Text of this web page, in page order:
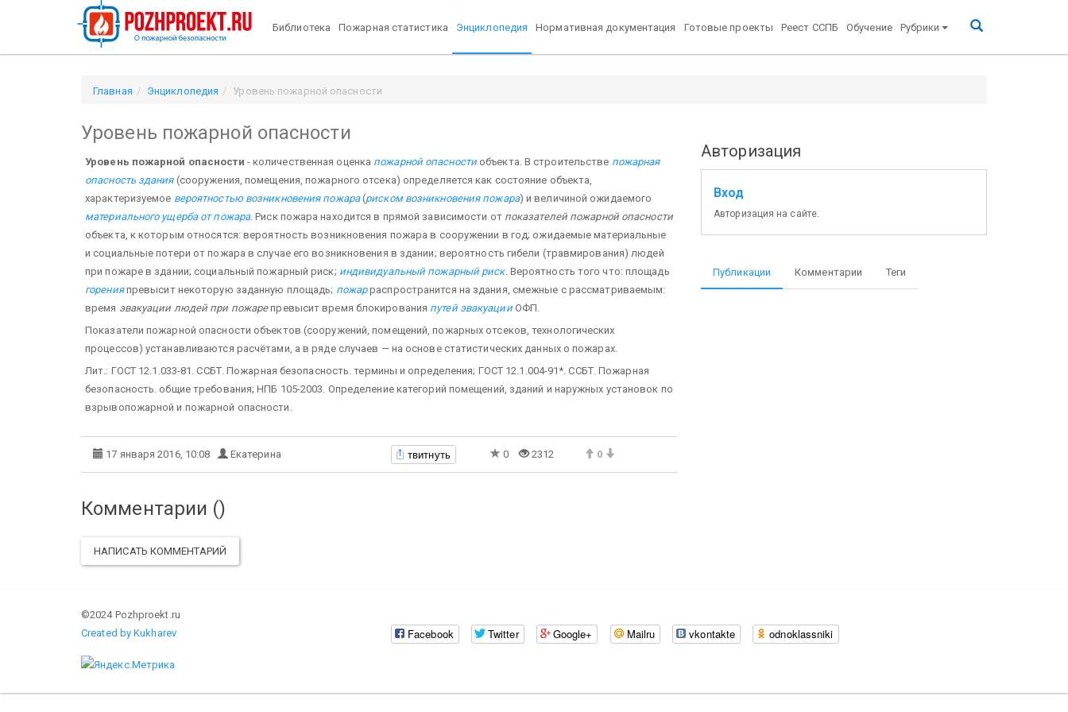
Библиотека Пожарная статистика Энциклопедия Нормативная документация Готовые проекты Реест ССПБ Обучение Рубрики
Главная Энциклопедия Уровень пожарной опасности
Уровень пожарной опасности
Уровень пожарной опасности - количественная оценка пожарной опасностиобъекта. В строительстве пожарная
опасность здания(сооружения, помещения, пожарного отсека) определяется как состояние объекта,
характеризуемое вероятностью возникновения пожара(риском возникновения пожара) и величиной ожидаемого
материального ущерба от пожара. Риск пожара находится в прямой зависимости от показателей пожарной опасности
объекта, к которым относятся: вероятность возникновения пожара в сооружении в год; ожидаемые материальные
и социальные потери от пожара в случае его возникновения в здании; вероятность гибели (травмирования) людей
при пожаре в здании; социальный пожарный риск; индивидуальный пожарный риск. Вероятность того что: площадь
горенияпревысит некоторую заданную площадь; пожарраспространится на здания, смежные с рассматриваемым:
время эвакуации людей при пожарепревысит время блокирования путей эвакуацииОФП.
Показатели пожарной опасности объектов (сооружений, помещений, пожарных отсеков, технологических
процессов) устанавливаются расчётами, а в ряде случаев — на основе статистических данных о пожарах.
Лит.: ГОСТ 12.1.033-81. ССБТ. Пожарная безопасность. термины и определения; ГОСТ 12.1.004-91*. ССБТ. Пожарная
безопасность. общие требования; НПБ 105-2003. Определение категорий помещений, зданий и наружных установок по
взрывопожарной и пожарной опасности.
17 января 2016, 10:08 Екатерина твитнуть 0 2312 0
Комментарии ()
НАПИСАТЬ КОММЕНТАРИЙ
Авторизация
Вход
Авторизация на сайте.
Публикации Комментарии Теги
©2024 Pozhproekt.ru
Created by Kukharev
Facebook Twitter Google+ Mailru vkontakte odnoklassniki